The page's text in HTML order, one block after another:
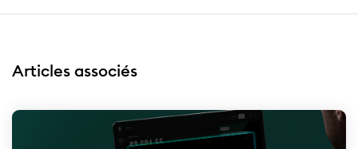
Articles associés